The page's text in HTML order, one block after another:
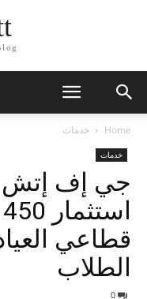
Home خدمات
خدمات
جي إف إتش
قطاعي
الطلاب